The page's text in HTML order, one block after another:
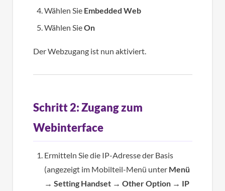
Wählen Sie Embedded Web
Wählen SieOn
Der Webzugang ist nun aktiviert.
Schritt 2: Zugang zum
Webinterface
Ermitteln Sie die IP-Adresse der Basis
(angezeigt im Mobilteil-Menü unter Menü
→ Setting Handset → Other Option → IP